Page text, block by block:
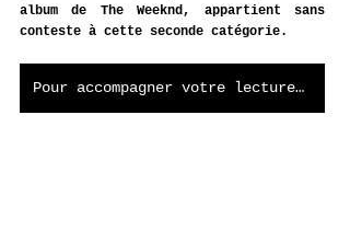
album de The Weeknd, appartient sans
conteste à cette seconde catégorie.
Pour accompagner votre lecture, cliquez ici !